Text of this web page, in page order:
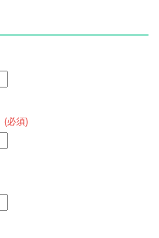
(必須)